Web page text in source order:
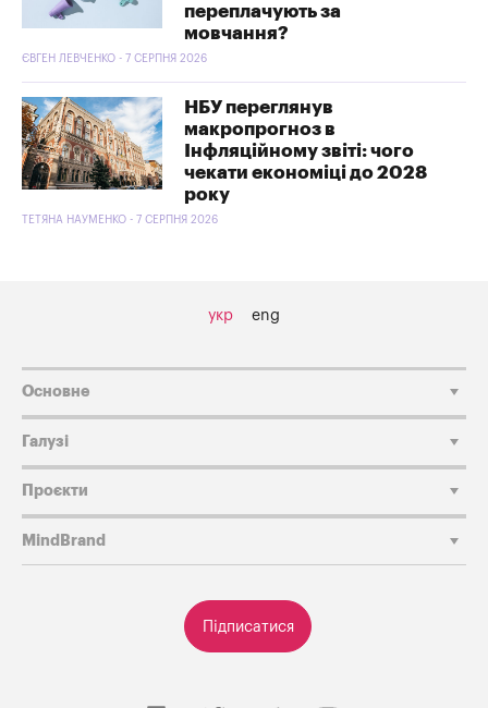
переплачують за
мовчання?
ЄВГЕН ЛЕВЧЕНКО - 7 СЕРПНЯ 2026
НБУ переглянув
макропрогноз в
Інфляційному звіті: чого
чекати економіці до 2028
року
ТЕТЯНА НАУМЕНКО - 7 СЕРПНЯ 2026
укр eng
Підписатися
Основне
Галузі
Проєкти
MindBrand